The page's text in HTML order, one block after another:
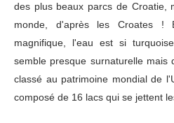
des plus beaux parcs de Croatie,
monde, d'après les Croates !
magnifique, l'eau est si
semble presque surnaturelle
classé au patrimoine mondial de
composé de 16 lacs qui se jettent